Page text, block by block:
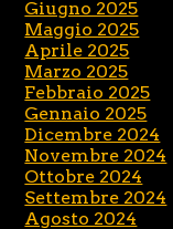
Giugno 2025
Maggio 2025
Aprile 2025
Marzo 2025
Febbraio 2025
Gennaio 2025
Dicembre 2024
Novembre 2024
Ottobre 2024
Settembre 2024
Agosto 2024